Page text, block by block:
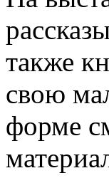
также
свою
форме